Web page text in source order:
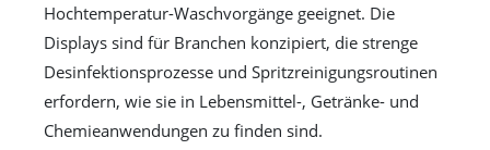
Hochtemperatur-Waschvorgänge geeignet. Die
Displays sind für Branchen konzipiert, die strenge
Desinfektionsprozesse und Spritzreinigungsroutinen
erfordern, wie sie in Lebensmittel-, Getränke- und
Chemieanwendungen zu finden sind.